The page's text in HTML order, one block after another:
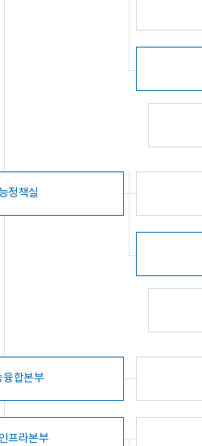
정책실
융합본부
프라본부